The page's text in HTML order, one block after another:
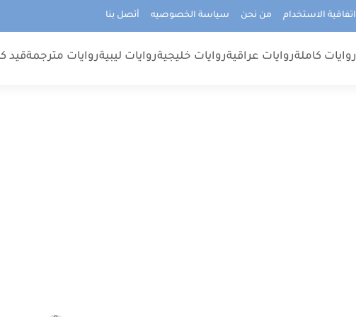
اتفاقية الاستخدام من نحن سياسة الخصوصيه أتصل بنا
روايات كاملةروايات عراقيةروايات خليجيةروايات ليبيةروايات مترجمةقيد